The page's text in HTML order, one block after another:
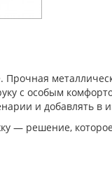
с особым
и добавлять
— решение,